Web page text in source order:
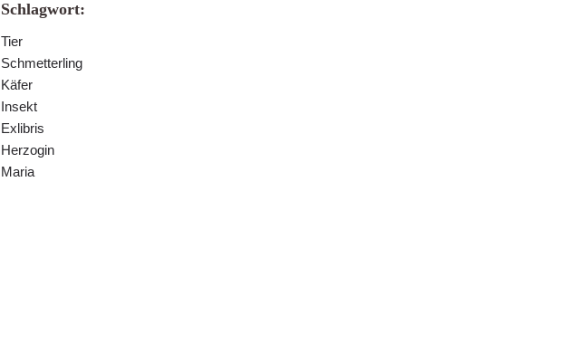
Schlagwort:
Tier
Schmetterling
Käfer
Insekt
Exlibris
Herzogin
Maria